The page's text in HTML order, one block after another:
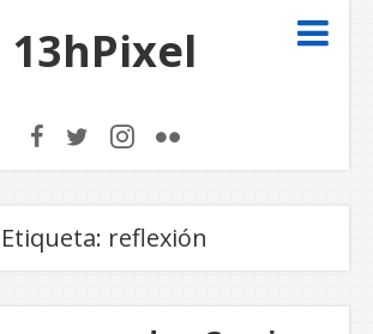
13hPixel
Etiqueta: reflexión